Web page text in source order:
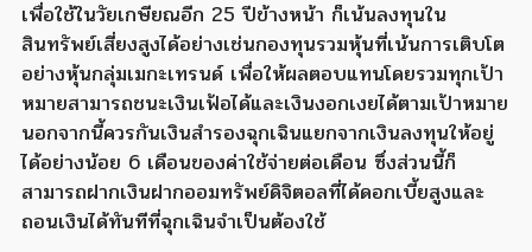
เพื่อใช้ในวัยเกษียณอีก 25 ปีข้างหน้า ก็เน้นลงทุนใน
สินทรัพย์เสี่ยงสูงได้อย่างเช่นกองทุนรวมหุ้นที่เน้นการเติบโต
อย่างหุ้นกลุ่มเมกะเทรนด์ เพื่อให้ผลตอบแทนโดยรวมทุกเป้า
หมายสามารถชนะเงินเฟ้อได้และเงินงอกเงยได้ตามเป้าหมาย
นอกจากนี้ควรกันเงินสำรองฉุกเฉินแยกจากเงินลงทุนให้อยู่
ได้อย่างน้อย 6 เดือนของค่าใช้จ่ายต่อเดือน ซึ่งส่วนนี้ก็
สามารถฝากเงินฝากออมทรัพย์ดิจิตอลที่ได้ดอกเบี้ยสูงและ
ถอนเงินได้ทันทีที่ฉุกเฉินจำเป็นต้องใช้